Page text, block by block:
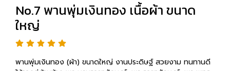
No.7 พานพุ่มเงินทอง เนื้อผ้า ขนาด
ใหญ่
พานพุ่มเงินทอง (ผ้า) ขนาดใหญ่ งานประดิษฐ์ สวยงาม ทนทานดี